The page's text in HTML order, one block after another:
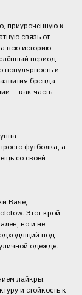
приуроченную к
связь от
всю историю
период —
и
бренда.
— как часть
футболка, а
со своей
Base,
Этот крой
но и не
под
одежде.
лайкры.
и стойкость к